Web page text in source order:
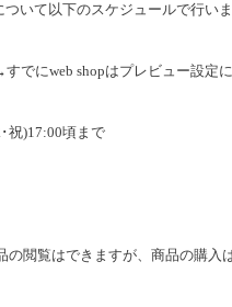
いて以下のスケジュールで行い
でにweb shopはプレビュー設定
祝)17:00頃まで
の閲覧はできますが、 商品の購入